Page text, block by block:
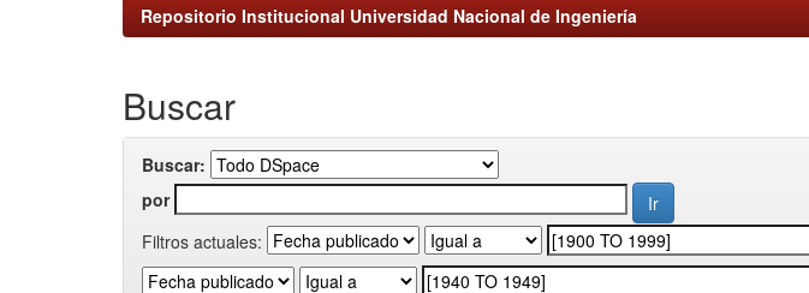
Repositorio Institucional Universidad Nacional de Ingeniería
Buscar
Buscar:
por
Filtros actuales: